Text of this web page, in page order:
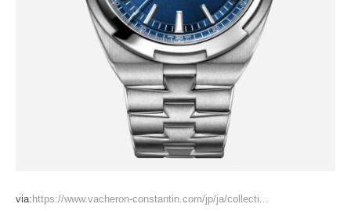
via:https://www.vacheron-constantin.com/jp/ja/collecti...